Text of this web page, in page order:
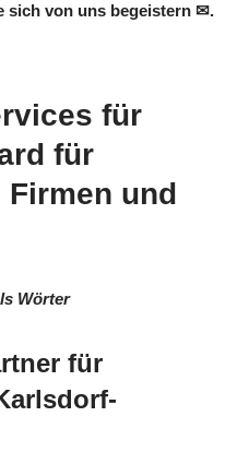
sich von uns begeistern ✉.
für
für
und
Wörter
für